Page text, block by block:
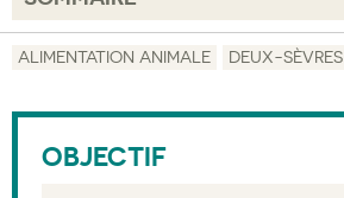
ALIMENTATION ANIMALE DEUX-SÈVRES
OBJECTIF